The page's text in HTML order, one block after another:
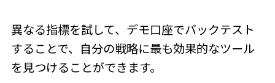
異なる指標を試して、デモ口座でバックテスト
することで、自分の戦略に最も効果的なツール
を見つけることができます。